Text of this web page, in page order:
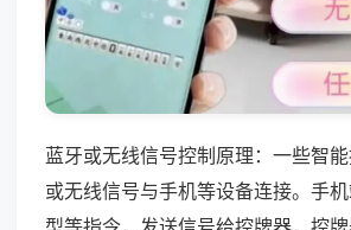
蓝牙或无线信号控制原理：一些智
或无线信号与手机等设备连接。手